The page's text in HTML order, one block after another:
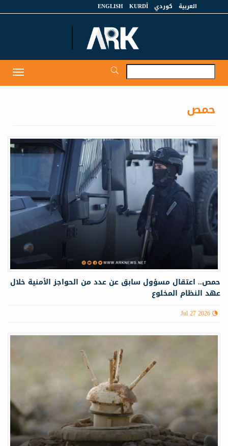
العربية كوردي KURDÎ
ENGLISH
حمص
حمص.. اعتقال مسؤول سابق عن عدد من الحواجز الأمنية خلال
عهد النظام المخلوع
Jul 27 2026